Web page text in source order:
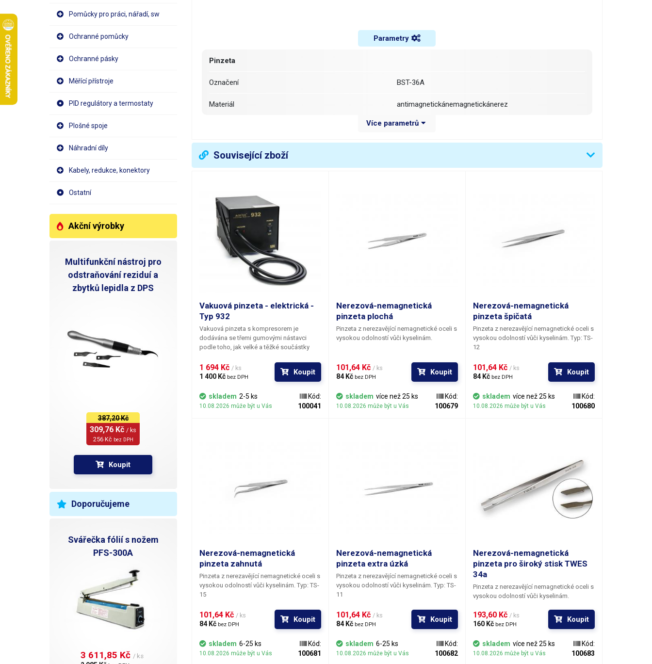
Pomůcky pro práci, nářadí, sw
Ochranné pomůcky
Ochranné pásky
Měřící přístroje
PID regulátory a termostaty
Plošné spoje
Náhradní díly
Kabely, redukce, konektory
Ostatní
Akční výrobky
Multifunkční nástroj pro
odstraňování reziduí a
zbytků lepidla z DPS
387,20 Kč
309,76 Kč / ks
256 Kč bez DPH
Koupit
Doporučujeme
Svářečka fólií s nožem
PFS-300A
3 611,85 Kč / ks
Parametry
Pinzeta
Označení BST-36A
Materiál antimagnetickánemagnetickánerez
118 mm
Šířka špičky 6 mm
Hmotnost
Váha balení [kg]: 0.022 kg
Více parametrů
Související zboží
Vakuová pinzeta - elektrická -
Typ 932
Vakuová pinzeta s kompresorem je
dodávána se třemi gumovými nástavci
podle toho, jak velké a těžké součástky
mm pro součástky do hmotnosti 40 g,
střední s poloměrem 7 mm do 18 g a malý
3 mm do 3 g. Sací příkon kompresoru je 20
– 25W. Na boku přístroje je úchytka pro
odložení sacího pera.
1 694 Kč / ks
1 400 Kč bez DPH
Koupit
skladem 2-5 ks
10.08.2026 může být u Vás
Kód:
100041
Nerezová-nemagnetická
pinzeta plochá
Pinzeta z nerezavějící nemagnetické oceli s
vysokou odolností vůči kyselinám.
101,64 Kč / ks
84 Kč bez DPH
Koupit
skladem více než 25 ks
10.08.2026 může být u Vás
Kód:
100679
Nerezová-nemagnetická
pinzeta špičatá
Pinzeta z nerezavějící nemagnetické oceli s
vysokou odolností vůči kyselinám. Typ: TS-
12
101,64 Kč / ks
84 Kč bez DPH
Koupit
skladem více než 25 ks
10.08.2026 může být u Vás
Kód:
100680
Nerezová-nemagnetická
pinzeta zahnutá
Pinzeta z nerezavějící nemagnetické oceli s
vysokou odolností vůči kyselinám. Typ: TS-
15
101,64 Kč / ks
84 Kč bez DPH
Koupit
skladem 6-25 ks
10.08.2026 může být u Vás
Kód:
100681
Nerezová-nemagnetická
pinzeta extra úzká
Pinzeta z nerezavějící nemagnetické oceli s
vysokou odolností vůči kyselinám. Typ: TS-
11
101,64 Kč / ks
84 Kč bez DPH
Koupit
skladem 6-25 ks
10.08.2026 může být u Vás
Kód:
100682
Nerezová-nemagnetická
pinzeta pro široký stisk TWES
34a
Pinzeta z nerezavějící nemagnetické oceli s
vysokou odolností vůči kyselinám.
193,60 Kč / ks
160 Kč bez DPH
Koupit
skladem více než 25 ks
10.08.2026 může být u Vás
Kód:
100683